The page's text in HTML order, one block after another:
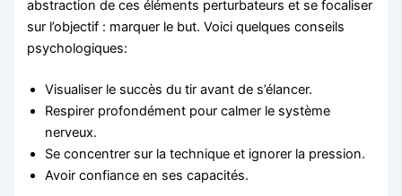
abstraction de ces éléments perturbateurs et se focaliser
sur l’objectif : marquer le but. Voici quelques conseils
psychologiques:
Visualiser le succès du tir avant de s’élancer.
Respirer profondément pour calmer le système
nerveux.
Se concentrer sur la technique et ignorer la pression.
Avoir confiance en ses capacités.